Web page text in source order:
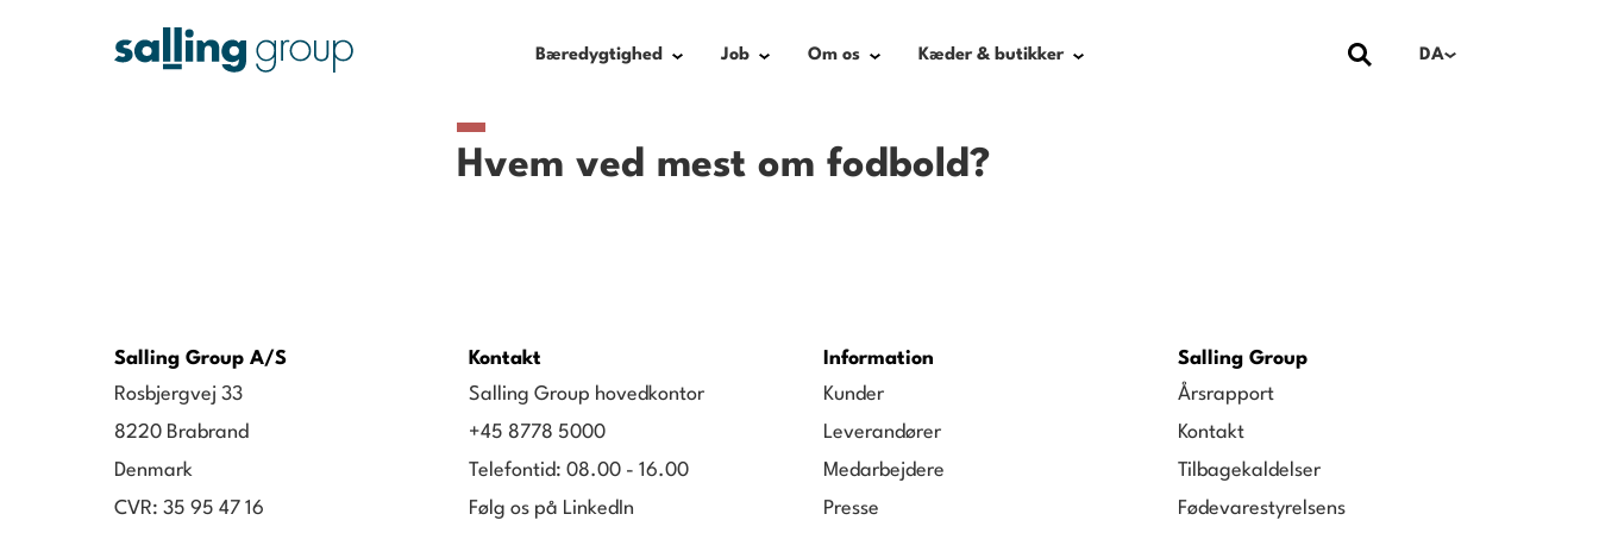
Bæredygtighed Job Om os Kæder & butikker DA
Hvem ved mest om fodbold?
Salling Group A/S
Rosbjergvej 33
8220 Brabrand
Denmark
CVR: 35 95 47 16
Kontakt
Salling Group hovedkontor
+45 8778 5000
Telefontid: 08.00 - 16.00
Følg os på LinkedIn
Information
Kunder
Leverandører
Medarbejdere
Presse
Salling Group
Årsrapport
Kontakt
Tilbagekaldelser
Fødevarestyrelsens